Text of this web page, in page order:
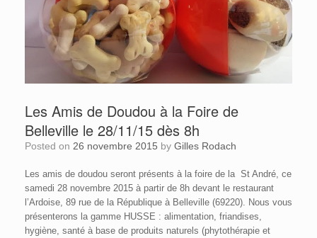
Les Amis de Doudou à la Foire de
Belleville le 28/11/15 dès 8h
Posted on 26 novembre 2015 by Gilles Rodach
Les amis de doudou seront présents à la foire de la St André, ce
samedi 28 novembre 2015 à partir de 8h devant le restaurant
l’Ardoise, 89 rue de la République à Belleville (69220). Nous vous
présenterons la gamme HUSSE : alimentation, friandises,
hygiène, santé à base de produits naturels (phytothérapie et